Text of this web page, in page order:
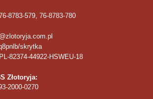
8783-579, 76-8783-780
skrytka
82374-44922-HSWEU-18
Złotoryja:
2000-0270